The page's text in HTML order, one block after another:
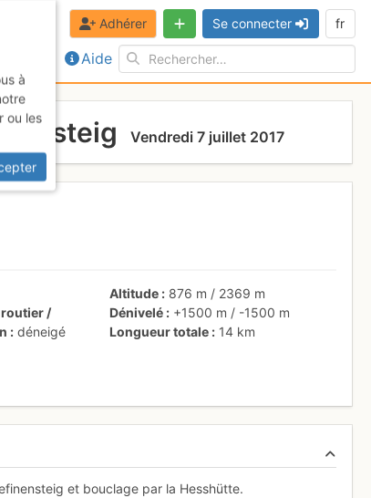
Aide
Adhérer Se connecter fr
Vendredi 7 juillet 2017
/
déneigé
Altitude 876 m / 2369 m
Dénivelé
+1500 m / -1500 m
Longueur totale
14 km
et bouclage par la Hesshütte.
à
ou les